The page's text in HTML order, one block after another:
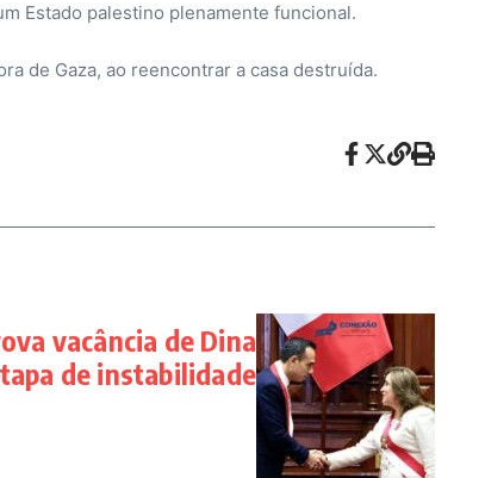
Estado palestino plenamente funcional.
de Gaza, ao reencontrar a casa destruída.
vacância de Dina
de instabilidade